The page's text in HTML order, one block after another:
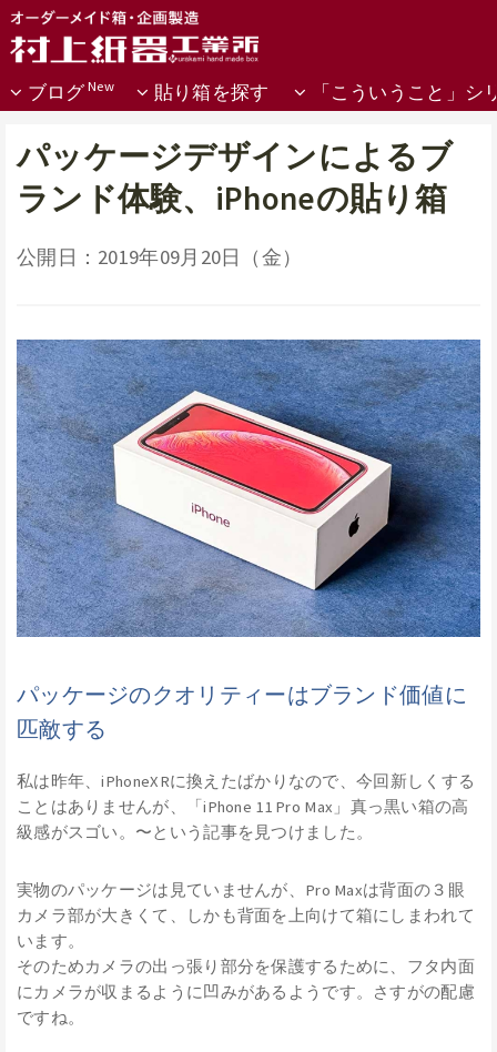
貼り箱を探す 「こういうこと」シ
ブログ
パッケージデザインによるブ
ランド体験、iPhoneの貼り箱
公開日：2019年09月20日（金）
パッケージのクオリティーはブランド価値に
匹敵する
私は昨年、iPhoneXRに換えたばかりなので、今回新しくする
ことはありませんが、「iPhone 11 Pro Max」真っ黒い箱の高
級感がスゴい。〜という記事を見つけました。
実物のパッケージは見ていませんが、Pro Maxは背面の３眼
カメラ部が大きくて、しかも背面を上向けて箱にしまわれて
います。
そのためカメラの出っ張り部分を保護するために、フタ内面
にカメラが収まるように凹みがあるようです。さすがの配慮
ですね。